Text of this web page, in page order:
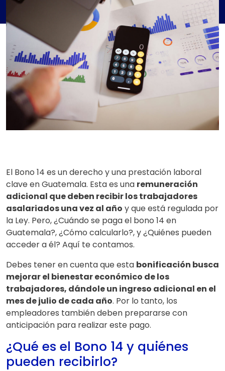
El Bono 14 es un derecho y una prestación laboral
clave en Guatemala. Esta es una remuneración
adicional que deben recibir los trabajadores
asalariados una vez al año y que está regulada por
la Ley. Pero, ¿Cuándo se paga el bono 14 en
Guatemala?, ¿Cómo calcularlo?, y ¿Quiénes pueden
acceder a él? Aquí te contamos.
Debes tener en cuenta que esta bonificación busca
mejorar el bienestar económico de los
trabajadores, dándole un ingreso adicional en el
mes de julio de cada año. Por lo tanto, los
empleadores también deben prepararse con
anticipación para realizar este pago.
¿Qué es el Bono 14 y quiénes
pueden recibirlo?